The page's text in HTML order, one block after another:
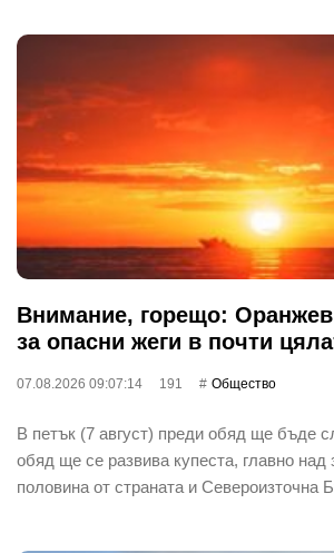
Внимание, горещо:
за опасни жеги в почти
07.08.2026 09:07:14 191 Общество
В петък (7 август) преди обяд ще бъде
обяд ще се развива купеста, главно над
половина от страната и Североизточна